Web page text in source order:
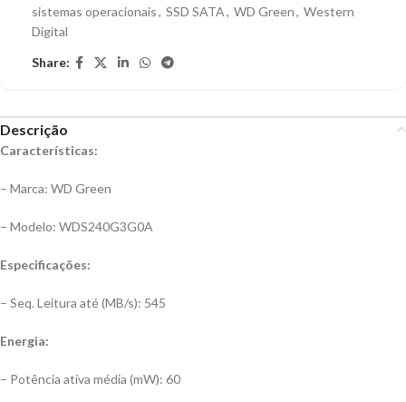
sistemas operacionais, SSD SATA, WD Green, Western
Digital
Share:
Descrição
Características:
– Marca: WD Green
– Modelo: WDS240G3G0A
Especificações:
– Seq. Leitura até (MB/s): 545
Energia:
– Potência ativa média (mW): 60